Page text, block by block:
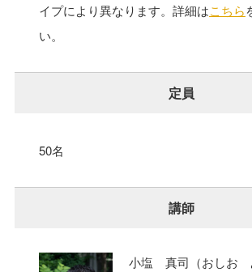
イプにより異なります。詳細はこちら
い。
定員
50名
講師
小塩 真司（おしお